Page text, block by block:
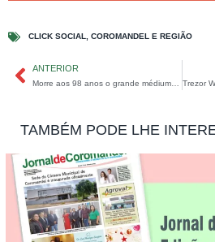
CLICK SOCIAL, COROMANDEL E REGIÃO
ANTERIOR
Morre aos 98 anos o grande médium, orador espírita e embaixador da paz Divaldo Pereira Franco.
TAMBÉM PODE LHE